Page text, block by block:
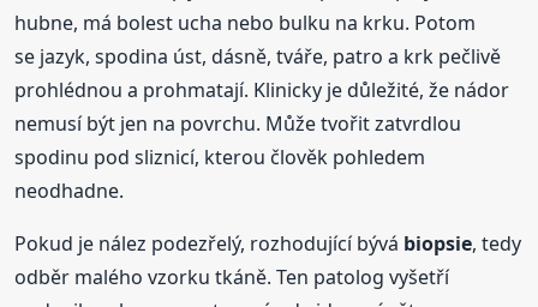
hubne, má bolest ucha nebo bulku na krku. Potom
se jazyk, spodina úst, dásně, tváře, patro a krk pečlivě
prohlédnou a prohmatají. Klinicky je důležité, že nádor
nemusí být jen na povrchu. Může tvořit zatvrdlou
spodinu pod sliznicí, kterou člověk pohledem
neodhadne.
Pokud je nález podezřelý, rozhodující bývá biopsie, tedy
odběr malého vzorku tkáně. Ten patolog vyšetří